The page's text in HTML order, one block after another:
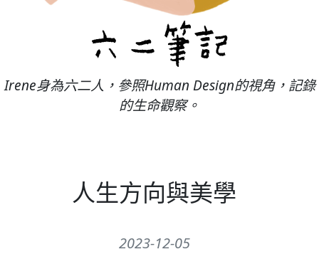
Irene身為六二人，參照Human Design的視角，記錄
的生命觀察。
人生方向與美學
2023-12-05